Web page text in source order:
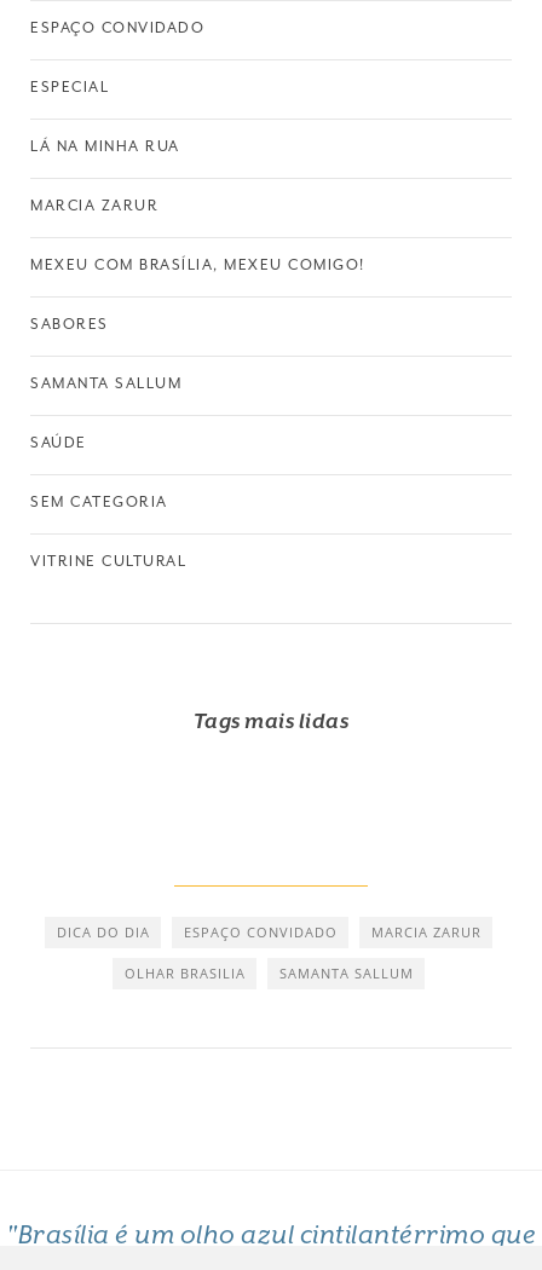
ESPAÇO CONVIDADO
ESPECIAL
LÁ NA MINHA RUA
MARCIA ZARUR
MEXEU COM BRASÍLIA, MEXEU COMIGO!
SABORES
SAMANTA SALLUM
SAÚDE
SEM CATEGORIA
VITRINE CULTURAL
Tags mais lidas
DICA DO DIA ESPAÇO CONVIDADO MARCIA ZARUR
OLHAR BRASILIA SAMANTA SALLUM
"Brasília é um olho azul cintilantérrimo que